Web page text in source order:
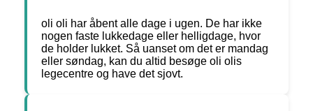
oli oli har åbent alle dage i ugen. De har ikke
nogen faste lukkedage eller helligdage, hvor
de holder lukket. Så uanset om det er mandag
eller søndag, kan du altid besøge oli olis
legecentre og have det sjovt.